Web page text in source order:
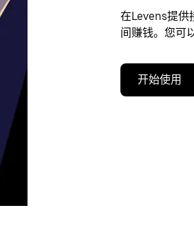
在Levens提供
间赚钱。您可
开始使用